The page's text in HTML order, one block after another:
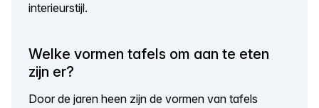
interieurstijl.
Welke vormen tafels om aan te eten
zijn er?
Door de jaren heen zijn de vormen van tafels